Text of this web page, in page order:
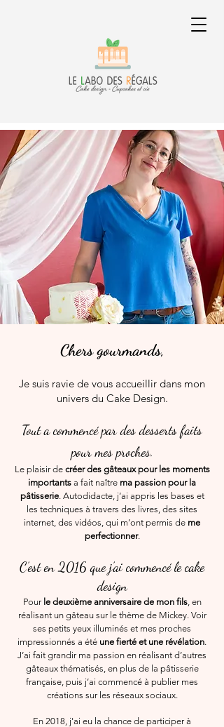
Chers gourmands,
Je suis ravie de vous accueillir dans mon
univers du Cake Design.
Tout a commencé par des desserts faits
pour mes proches.
Le plaisir decréer des gâteaux pour les moments
importants a fait naître ma passion pour la
pâtisserie. Autodidacte, j’ai appris les bases et
les techniques à travers des livres, des sites
internet, des vidéos, qui m’ont permis de me
perfectionner.
C’est en 2016 que j’ai commencé le cake
design
Pour le deuxième anniversaire de mon fils, en
réalisant un gâteau sur le thème de Mickey. Voir
ses petits yeux illuminés et mes proches
impressionnés a été une fierté etune révélation.
J’ai fait grandir ma passion en réalisant d’autres
gâteaux thématisés, en plus de la pâtisserie
française, puis j’ai commencé à publier mes
créations sur les réseaux sociaux.
En 2018, j'ai eu la chance de participer à